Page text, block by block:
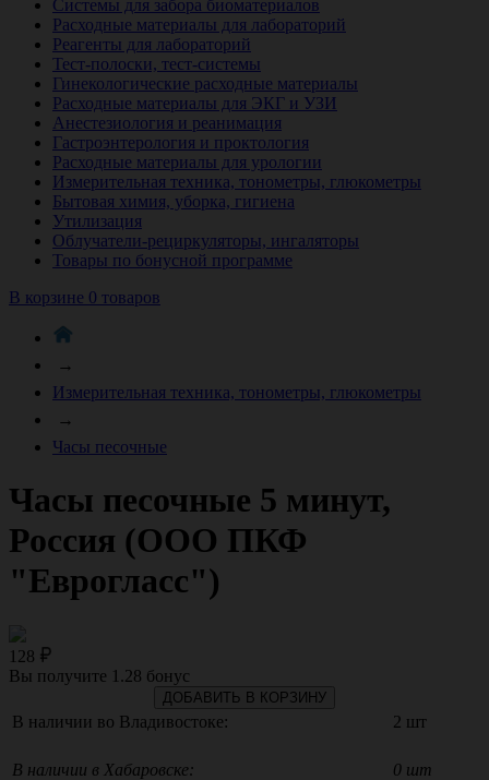
Системы для забора биоматериалов
Расходные материалы для лабораторий
Реагенты для лабораторий
Тест-полоски, тест-системы
Гинекологические расходные материалы
Расходные материалы для ЭКГ и УЗИ
Анестезиология и реанимация
Гастроэнтерология и проктология
Расходные материалы для урологии
Измерительная техника, тонометры, глюкометры
Бытовая химия, уборка, гигиена
Утилизация
Облучатели-рециркуляторы, ингаляторы
Товары по бонусной программе
В корзине 0 товаров
→
Измерительная техника, тонометры, глюкометры
→
Часы песочные
Часы песочные 5 минут,
Россия (ООО ПКФ
"Еврогласс")
128
Вы получите 1.28 бонус
ДОБАВИТЬ В КОРЗИНУ
В наличии во Владивостоке: 2 шт
В наличии в Хабаровске: 0 шт